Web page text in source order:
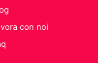
con noi